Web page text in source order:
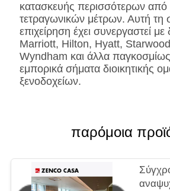
#316,
ή
Μάρμαρο
Φυσική
κατασκευής περισσότερων
τετραγωνικών μέτρων. Αυτή τη
επιχείρηση έχει συνεργαστεί με
Marriott, Hilton, Hyatt,
Wyndham και άλλα
εμπορικά σήματα διοικητικής
ξενοδοχείων.
παρόμοια